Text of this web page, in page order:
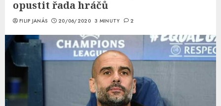
opustit řada hráčů
FILIP JANÁS 20/06/2020 3 MINUTY 2